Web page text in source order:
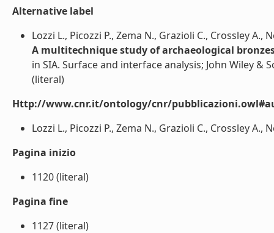
Alternative label
Lozzi L., Picozzi P., Zema N., Grazioli C., Crossley A.,
A multitechnique study of archaeological
in SIA. Surface and interface analysis; John Wiley &
(literal)
Http://www.cnr.it/ontology/cnr/
Lozzi L., Picozzi P., Zema N., Grazioli C., Crossley A.,
Pagina inizio
1120 (literal)
Pagina fine
1127 (literal)